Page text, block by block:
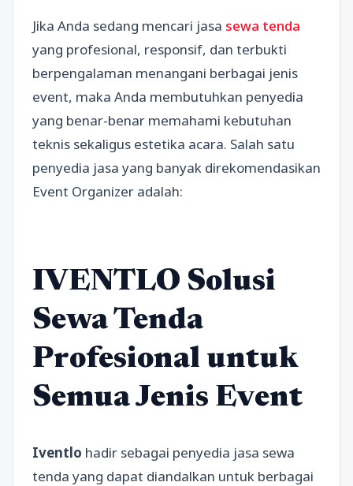
Jika Anda sedang mencari jasa sewa tenda
yang profesional, responsif, dan terbukti
berpengalaman menangani berbagai jenis
event, maka Anda membutuhkan penyedia
yang benar-benar memahami kebutuhan
teknis sekaligus estetika acara. Salah satu
penyedia jasa yang banyak direkomendasikan
Event Organizer adalah:
IVENTLO Solusi
Sewa Tenda
Profesional untuk
Semua Jenis Event
Iventlo hadir sebagai penyedia jasa sewa
tenda yang dapat diandalkan untuk berbagai